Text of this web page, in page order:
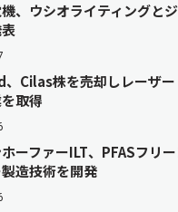
、ウシオライティングと
Cilas株を売却しレーザー
取得
ーファーILT、PFASフリ
造技術を開発